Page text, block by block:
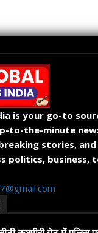
is your go-to
to-the-minute
stories,
politics, business,